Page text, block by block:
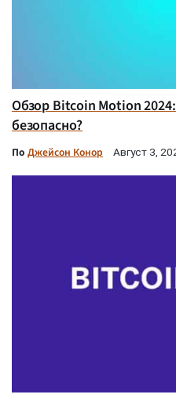
Обзор Bitcoin Motion
безопасно?
По Джейсон Конор Август 3,